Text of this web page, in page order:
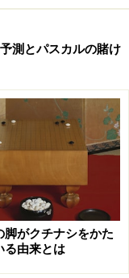
測とパスカルの賭け
脚がクチナシをかた
る由来とは